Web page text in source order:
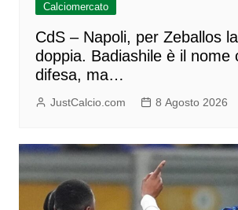
Calciomercato
CdS – Napoli, per Zeballos
doppia. Badiashile è il nome
difesa, ma…
JustCalcio.com 8 Agosto 2026